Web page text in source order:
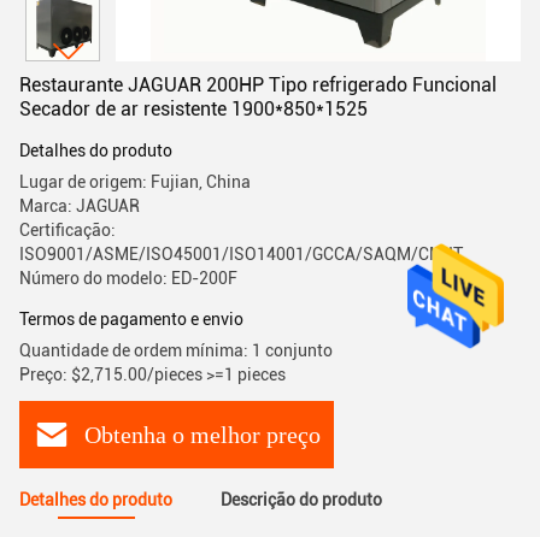
Restaurante JAGUAR 200HP Tipo refrigerado Funcional
Secador de ar resistente 1900*850*1525
Detalhes do produto
Lugar de origem: Fujian, China
Marca: JAGUAR
Certificação:
ISO9001/ASME/ISO45001/ISO14001/GCCA/SAQM/CMIIT
Número do modelo: ED-200F
Termos de pagamento e envio
Quantidade de ordem mínima: 1 conjunto
Preço: $2,715.00/pieces >=1 pieces
Obtenha o melhor preço
Detalhes do produto Descrição do produto